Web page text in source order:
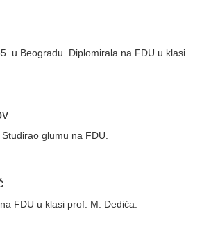
u Beogradu. Diplomirala na FDU u klasi
glumu na FDU.
FDU u klasi prof. M. Dedića.